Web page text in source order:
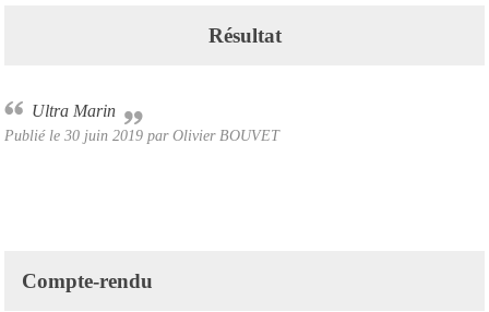
Résultat
Ultra Marin
Publié le 30 juin 2019 par Olivier BOUVET
Compte-rendu